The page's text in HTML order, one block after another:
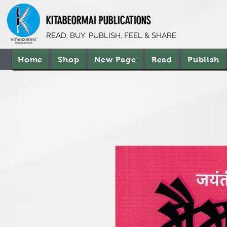
KITABEORMAI PUBLICATIONS
READ, BUY, PUBLISH, FEEL & SHARE
Home Shop New Page Read Publish